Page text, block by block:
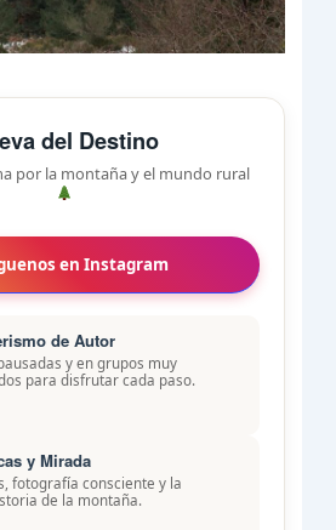
del Destino
por la montaña y el mundo rural
en Instagram
de Autor
y en grupos muy
para disfrutar cada paso.
y Mirada
fotografía consciente y la
de la montaña.